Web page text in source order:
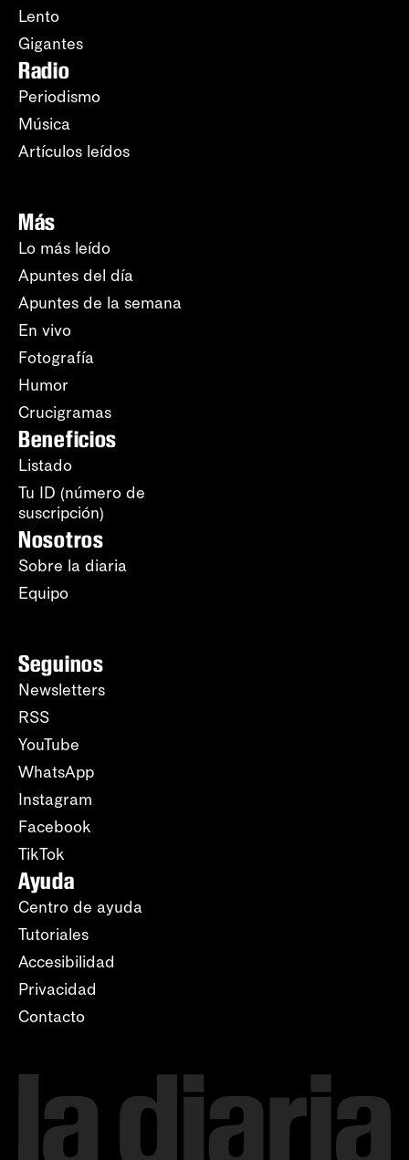
Lento
Gigantes
Radio
Periodismo
Música
Artículos leídos
Más
Lo más leído
Apuntes del día
Apuntes de la semana
En vivo
Fotografía
Humor
Crucigramas
Beneficios
Listado
Tu ID (número de
suscripción)
Nosotros
Sobre la diaria
Equipo
Seguinos
Newsletters
RSS
YouTube
WhatsApp
Instagram
Facebook
TikTok
Ayuda
Centro de ayuda
Tutoriales
Accesibilidad
Privacidad
Contacto